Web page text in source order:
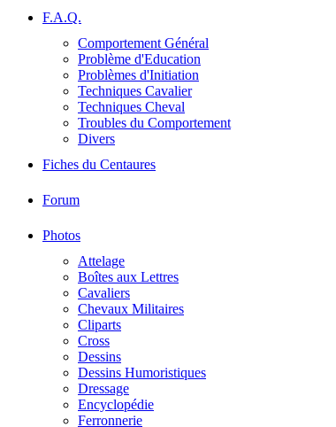
F.A.Q.
Comportement Général
Problème d'Education
Problèmes d'Initiation
Techniques Cavalier
Techniques Cheval
Troubles du Comportement
Divers
Fiches du Centaures
Forum
Photos
Attelage
Boîtes aux Lettres
Cavaliers
Chevaux Militaires
Cliparts
Cross
Dessins
Dessins Humoristiques
Dressage
Encyclopédie
Ferronnerie